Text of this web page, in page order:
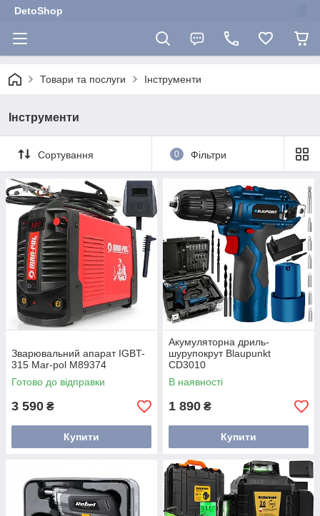
DetoShop
Товари та послуги Інструменти
Інструменти
Сортування 0 Фільтри
Зварювальний апарат IGBT-
315 Mar-pol М89374
Готово до відправки
3 590 ₴
Купити
Акумуляторна дриль-
шурупокрут Blaupunkt
CD3010
В наявності
1 890 ₴
Купити